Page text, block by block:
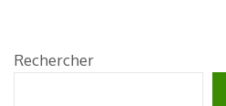
Rechercher